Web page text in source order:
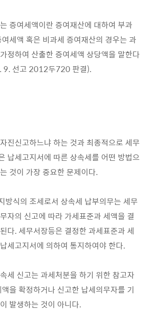
증여세액이란 증여재산에 대하여 부과
세액 혹은 비과세 증여재산의 경우는 과
정하여 산출한 증여세액 상당액을 말한다
9. 선고 2012두720 판결).
진신고하느냐 하는 것과 최종적으로 세무
납세고지서에 따른 상속세를 어떤 방법으
것이 가장 중요한 문제이다.
방식의 조세로서 상속세 납부의무는 세무
자의 신고에 따라 가세표준과 세액을 결
다. 세무서장등은 결정한 과세표준과 세
세고지서에 의하여 통지하여야 한다.
세 신고는 과세처분을 하기 위한 참고자
을 확정하거나 신고한 납세의무자를 기
발생하는 것이 아니다.